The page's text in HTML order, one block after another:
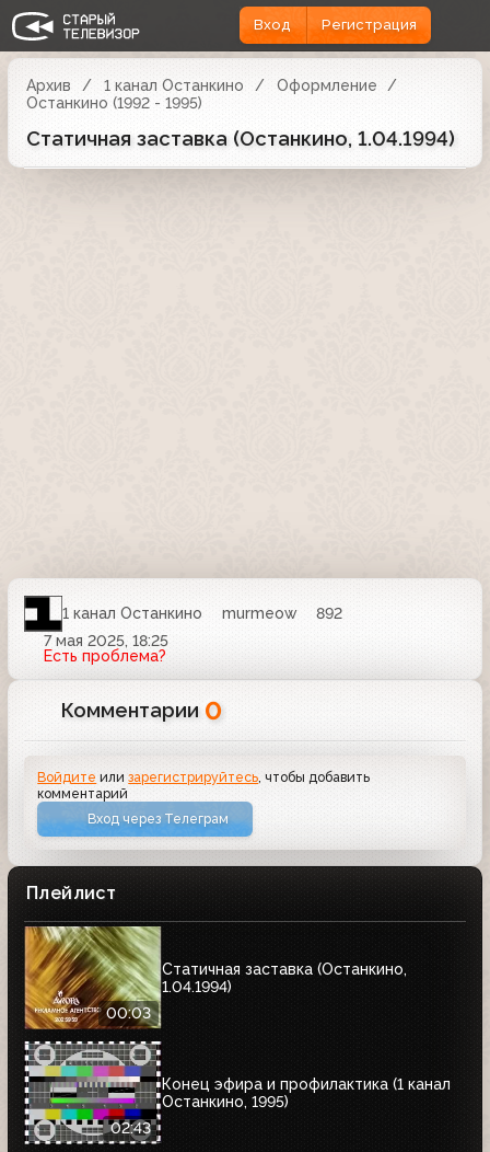
Вход Регистрация
Архив 1 канал Останкино
Оформление
Останкино (1992 - 1995)
Статичная заставка (Останкино, 1.04.1994)
1 канал Останкино murmeow
892
7 мая 2025, 18:25
Есть проблема?
Комментарии 0
Войдите илизарегистрируйтесь , чтобы добавить
комментарий
Вход через Телеграм
Плейлист
00:03
Статичная заставка (Останкино,
1.04.1994)
02:43
Конец эфира и профилактика (1 канал
Останкино, 1995)